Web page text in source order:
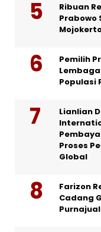
Ribuan
Prabowo
Pemilih
Populasi
Lianlian
Proses
Global
Farizon
Cadang